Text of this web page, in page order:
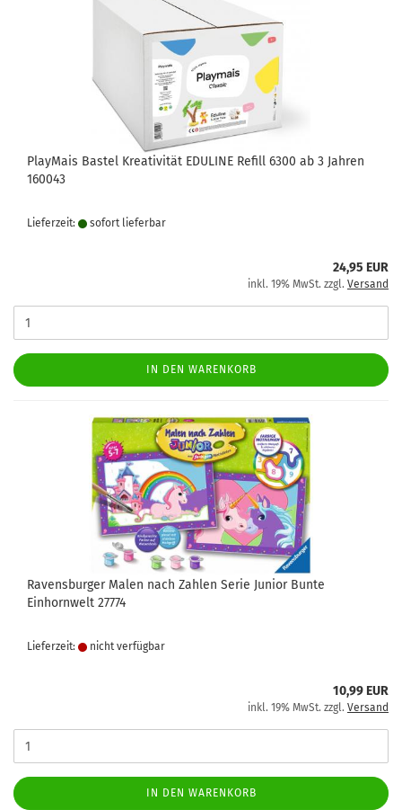
PlayMais Bastel Kreativität EDULINE Refill 6300 ab 3 Jahren
160043
Lieferzeit: sofort lie­fer­bar
24,95 EUR
inkl. 19% MwSt. zzgl. Versand
IN DEN WARENKORB
Ravensburger Malen nach Zahlen Serie Junior Bunte
Einhornwelt 27774
Lieferzeit: nicht verfügbar
10,99 EUR
inkl. 19% MwSt. zzgl. Versand
IN DEN WARENKORB